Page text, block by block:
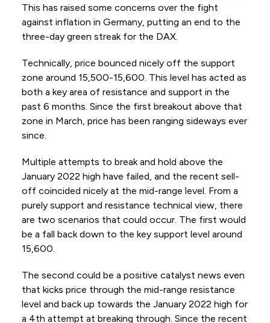
This has raised some concerns over the fight
against inflation in Germany, putting an end to the
three-day green streak for the DAX.
Technically, price bounced nicely off the support
zone around 15,500-15,600. This level has acted as
both a key area of resistance and support in the
past 6 months. Since the first breakout above that
zone in March, price has been ranging sideways ever
since.
Multiple attempts to break and hold above the
January 2022 high have failed, and the recent sell-
off coincided nicely at the mid-range level. From a
purely support and resistance technical view, there
are two scenarios that could occur. The first would
be a fall back down to the key support level around
15,600.
The second could be a positive catalyst news even
that kicks price through the mid-range resistance
level and back up towards the January 2022 high for
a 4th attempt at breaking through. Since the recent